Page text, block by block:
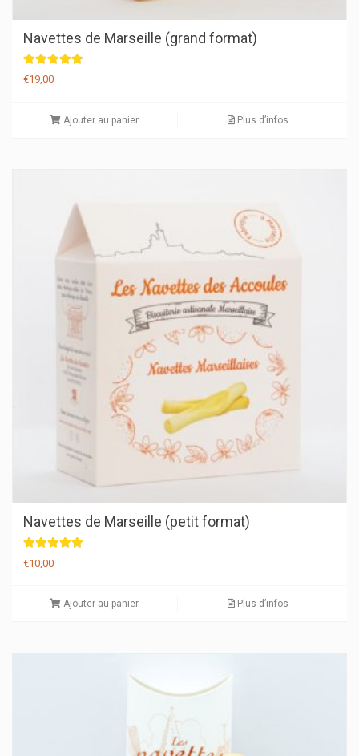
Navettes de Marseille (grand format)
Note
4.92
€19,00
Ajouter au panier Plus d’infos
Navettes de Marseille (petit format)
Note
5.00
€10,00
Ajouter au panier Plus d’infos